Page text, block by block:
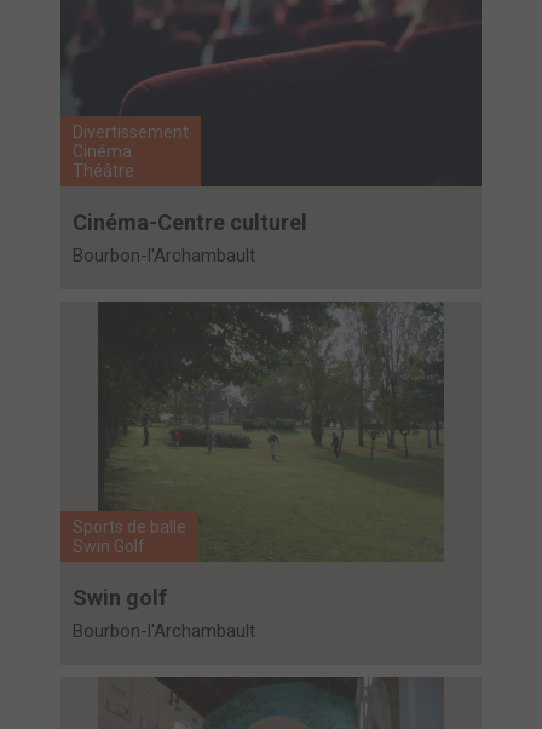
Divertissement
Cinéma
Théâtre
Cinéma-Centre culturel
Bourbon-l'Archambault
Sports de balle
Swin Golf
Swin golf
Bourbon-l'Archambault